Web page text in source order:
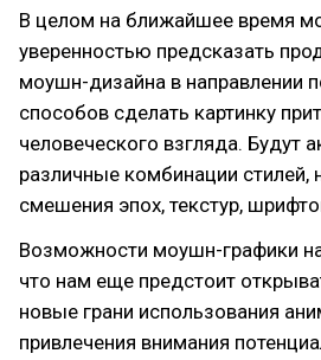
В целом на ближайшее время
уверенностью предсказать
моушн-дизайна в направлении
способов сделать картинку
человеческого взгляда. Будут
различные комбинации
смешения эпох, текстур,
Возможности моушн-графики
что нам еще предстоит
новые грани использования
привлечения внимания